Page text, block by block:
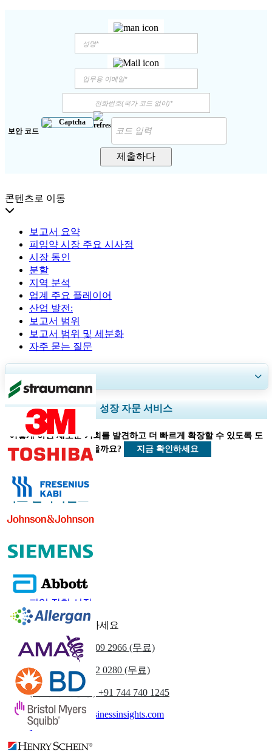
보안 코드
제출하다
콘텐츠로 이동
보고서 요약
피임약 시장 주요 시사점
시장 동인
분할
지역 분석
업계 주요 플레이어
산업 발전:
보고서 범위
보고서 범위 및 세분화
자주 묻는 질문
30~60
지역 및 국가 범위 확장, 세그먼트 분석, 기업 프로필, 경쟁 벤치마킹, 및 최
종 사용자 인사이트.
지금 맞춤 설정
성장 자문 서비스
어떻게 하면 새로운 기회를 발견하고 더 빠르게 확장할 수 있도록 도
울 수 있을까요?
지금 확인하세요
의료 클라이언트
관련된 보고서
피임약 시장
피임약 시장
피임 장치 시장
우리에게 연락하세요
우리를+1 833 909 2966 (무료)
영국+44 808 502 0280 (무료)
(아시아 태평양) +91 744 740 1245
sales@fortunebusinessinsights.com
이메일